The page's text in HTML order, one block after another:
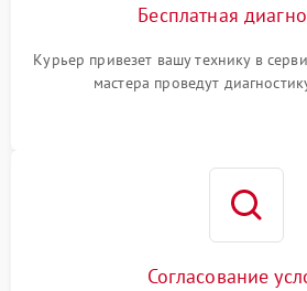
Бесплатная
Курьер привезет вашу технику в
мастера проведут
Согласование